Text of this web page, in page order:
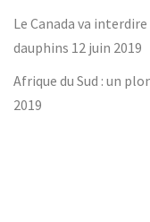
Le Canada va
dauphins 12 juin 2019
Afrique du Sud : un
2019